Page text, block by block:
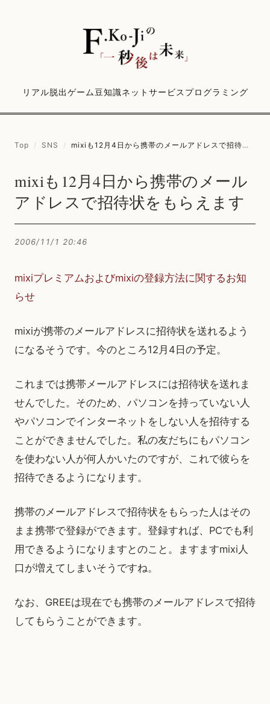
リアル脱出ゲーム豆知識ネットサービス プログラミング
Top / SNS / mixiも12月4日から携帯のメールアドレスで招待状をもらえます
mixiも12月4日から携帯のメール
アドレスで招待状をもらえます
2006/11/1 20:46
mixiプレミアムおよびmixiの登録方法に関するお知
らせ
mixiが携帯のメールアドレスに招待状を送れるよう
になるそうです。今のところ12月4日の予定。
これまでは携帯メールアドレスには招待状を送れま
せんでした。そのため、パソコンを持っていない人
やパソコンでインターネットをしない人を招待する
ことができませんでした。私の友だちにもパソコン
を使わない人が何人かいたのですが、これで彼らを
招待できるようになります。
携帯のメールアドレスで招待状をもらった人はその
まま携帯で登録ができます。登録すれば、PCでも利
用できるようになりますとのこと。ますますmixi人
口が増えてしまいそうですね。
なお、GREEは現在でも携帯のメールアドレスで招待
してもらうことができます。